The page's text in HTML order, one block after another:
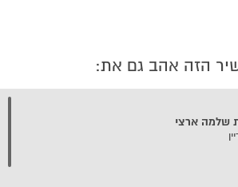
הזה אהב גם את:
שלמה ארצי